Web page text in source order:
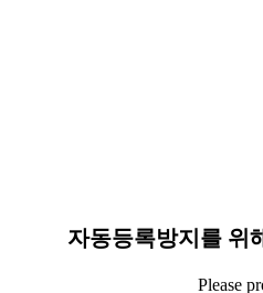
자동등록방지를 위
Please